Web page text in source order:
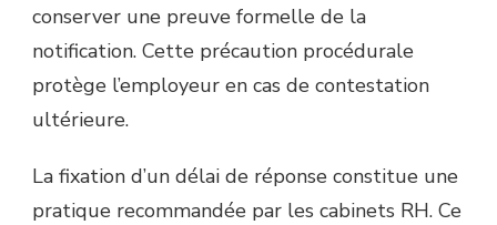
conserver une preuve formelle de la
notification. Cette précaution procédurale
protège l’employeur en cas de contestation
ultérieure.
La fixation d’un délai de réponse constitue une
pratique recommandée par les cabinets RH. Ce